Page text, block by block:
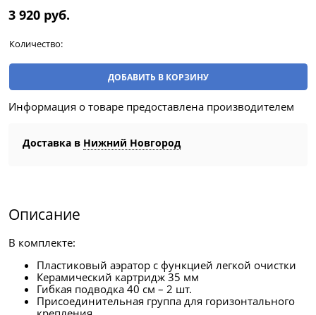
3 920 руб.
Количество:
ДОБАВИТЬ В КОРЗИНУ
Информация о товаре предоставлена производителем
Доставка в Нижний Новгород
Описание
В комплекте:
Пластиковый аэратор с функцией легкой очистки
Керамический картридж 35 мм
Гибкая подводка 40 см – 2 шт.
Присоединительная группа для горизонтального